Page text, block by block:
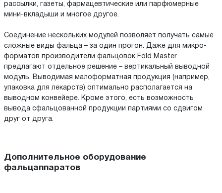
рассылки, газеты, фармацевтические или парфюмерные
мини-вкладыши и многое другое.
Соединение нескольких модулей позволяет получать самые
сложные виды фальца – за один прогон. Даже для микро-
форматов производители фальцовок Fold Master
предлагают отдельное решение – вертикальный выводной
модуль. Выводимая малоформатная продукция (например,
упаковка для лекарств) оптимально располагается на
выводном конвейере. Кроме этого, есть возможность
вывода сфальцованной продукции партиями со сдвигом
друг от друга.
Дополнительное оборудование
фальцаппаратов